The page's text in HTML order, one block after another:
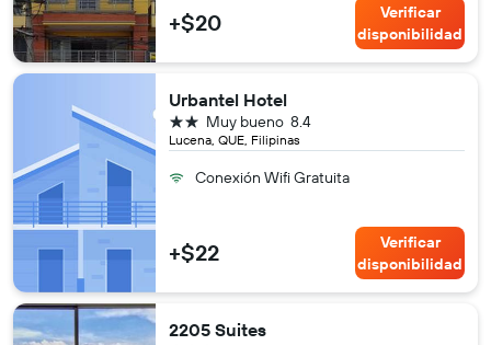
+$20
Verificar
disponibilidad
Urbantel Hotel
Lucena, QUE, Filipinas
8.4
Muy bueno
2 estrellas
Conexión Wifi Gratuita
+$22
Verificar
disponibilidad
2205 Suites